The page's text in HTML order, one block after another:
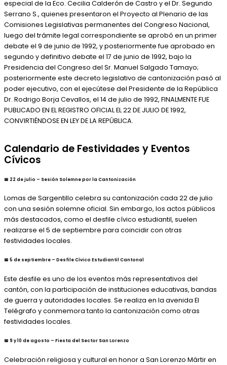
especial de la Eco. Cecilia Calderón de Castro y el Dr. Segundo
Serrano S., quienes presentaron el Proyecto al Plenario de las
Comisiones Legislativas permanentes del Congreso Nacional,
luego del trámite legal correspondiente se aprobó en un primer
debate el 9 de junio de 1992, y posteriormente fue aprobado en
segundo y definitivo debate el 17 de junio de 1992, bajo la
Presidencia del Congreso del Sr. Manuel Salgado Tamayo;
posteriormente este decreto legislativo de cantonización pasó al
poder ejecutivo, con el ejecútese del Presidente de la República
Dr. Rodrigo Borja Cevallos, el 14 de julio de 1992, FINALMENTE FUE
PUBLICADO EN EL REGISTRO OFICIAL EL 22 DE JULIO DE 1992,
CONVIRTIÉNDOSE EN LEY DE LA REPÚBLICA.
Calendario de Festividades y Eventos
Cívicos
📅 22 de julio – Sesión Solemne por la Cantonización
Lomas de Sargentillo celebra su cantonización cada 22 de julio
con una sesión solemne oficial. Sin embargo, los actos públicos
más destacados, como el desfile cívico estudiantil, suelen
realizarse el 5 de septiembre para coincidir con otras
festividades locales. ​
📅 5 de septiembre – Desfile Cívico Estudiantil Cantonal
Este desfile es uno de los eventos más representativos del
cantón, con la participación de instituciones educativas, bandas
de guerra y autoridades locales. Se realiza en la avenida El
Telégrafo y conmemora tanto la cantonización como otras
festividades locales.
📅 9 y 10 de agosto – Fiesta del Sector San Lorenzo
Celebración religiosa y cultural en honor a San Lorenzo Mártir en